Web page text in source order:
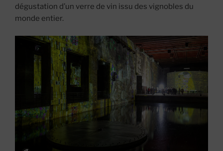
dégustation d’un verre de vin issu des vignobles du
monde entier.